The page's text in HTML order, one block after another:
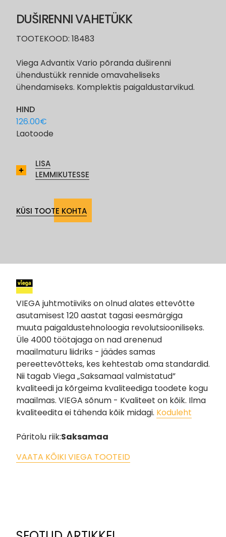
DUŠIRENNI VAHETÜKK
TOOTEKOOD: 18483
Viega Advantix Vario põranda duširenni
ühendustükk rennide omavaheliseks
ühendamiseks. Komplektis paigaldustarvikud.
HIND
126.00€
Laotoode
LISA
LEMMIKUTESSE
KÜSI TOOTE KOHTA
VIEGA juhtmotiiviks on olnud alates ettevõtte
asutamisest 120 aastat tagasi eesmärgiga
muuta paigaldustehnoloogia revolutsiooniliseks.
Üle 4000 töötajaga on nad arenenud
maailmaturu liidriks - jäädes samas
pereettevõtteks, kes kehtestab oma standardid.
Nii tagab Viega „Saksamaal valmistatud”
kvaliteedi ja kõrgeima kvaliteediga toodete kogu
maailmas. VIEGA sõnum - Kvaliteet on kõik. Ilma
kvaliteedita ei tähenda kõik midagi. Koduleht
Päritolu riik:Saksamaa
VAATA KÕIKI VIEGA TOOTEID